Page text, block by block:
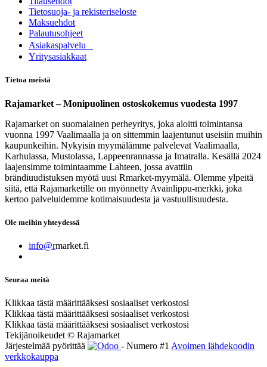
Tietosuoja- ja rekisteriseloste
Maksuehdot
Palautusohjeet
Asia​k​aspalvelu
​Yritysasiakkaat
Tietoa meistä
Rajamarket – Monipuolinen ostoskokemus vuodesta 1997
Rajamarket on suomalainen perheyritys, joka aloitti toimintansa
vuonna 1997 Vaalimaalla ja on sittemmin laajentunut useisiin muihin
kaupunkeihin. Nykyisin myymälämme palvelevat Vaalimaalla,
Karhulassa, Mustolassa, Lappeenrannassa ja Imatralla. Kesällä 2024
laajensimme toimintaamme Lahteen, jossa avattiin
brändiuudistuksen myötä uusi Rmarket-myymälä. Olemme ylpeitä
siitä, että Rajamarketille on myönnetty Avainlippu-merkki, joka
kertoo palveluidemme kotimaisuudesta ja vastuullisuudesta.
Ole meihin yhteydessä
info@rmarket.fi
Seuraa meitä
Klikkaa tästä määrittääksesi sosiaaliset verkostosi
Klikkaa tästä määrittääksesi sosiaaliset verkostosi
Klikkaa tästä määrittääksesi sosiaaliset verkostosi
Tekijänoikeudet © Rajamarket
Järjestelmää pyörittää
- Numero #1 Avoimen lähdekoodin
verkkokauppa